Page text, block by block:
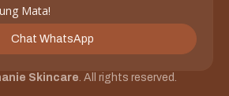
Mata!
Chat WhatsApp
Skincare. All rights reserved.